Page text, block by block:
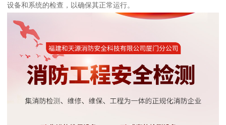
设备和系统的检查，以确保其正常运行。